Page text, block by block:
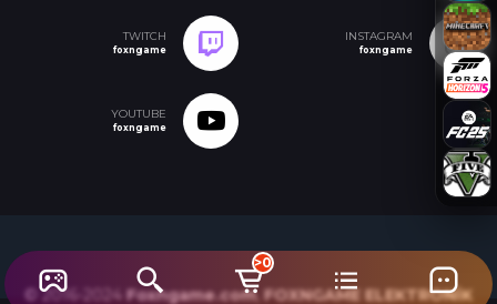
TWITCH
foxngame
INSTAGRAM
foxngame
YOUTUBE
foxngame
© 2016-2024 Foxngame.com, FOXNGAME ELEKTRONİK
>0